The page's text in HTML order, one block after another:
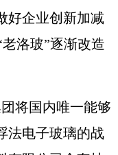
好企业创新加减
洛玻”逐渐改造
将国内唯一能够
法电子玻璃的战